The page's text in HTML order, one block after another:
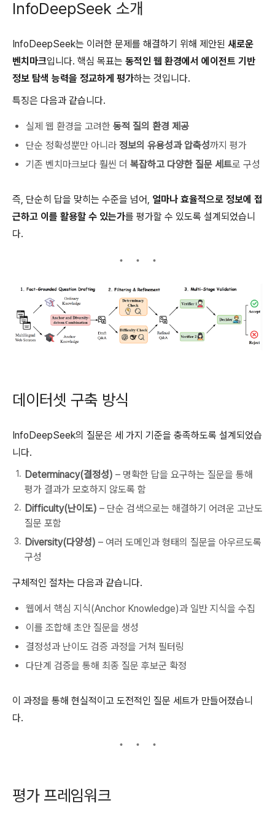
InfoDeepSeek 소개
InfoDeepSeek는 이러한 문제를 해결하기 위해 제안된 새로운
벤치마크입니다. 핵심 목표는 동적인 웹 환경에서 에이전트 기반
정보 탐색 능력을 정교하게 평가하는 것입니다.
특징은 다음과 같습니다.
실제 웹 환경을 고려한 동적 질의 환경 제공
단순 정확성뿐만 아니라 정보의 유용성과 압축성까지 평가
기존 벤치마크보다 훨씬 더 복잡하고 다양한 질문 세트로 구성
즉, 단순히 답을 맞히는 수준을 넘어, 얼마나 효율적으로 정보에 접
근하고 이를 활용할 수 있는가를 평가할 수 있도록 설계되었습니
다.
데이터셋 구축 방식
InfoDeepSeek의 질문은 세 가지 기준을 충족하도록 설계되었습
니다.
Determinacy(결정성) – 명확한 답을 요구하는 질문을 통해
평가 결과가 모호하지 않도록 함
Difficulty(난이도) – 단순 검색으로는 해결하기 어려운 고난도
질문 포함
Diversity(다양성) – 여러 도메인과 형태의 질문을 아우르도록
구성
구체적인 절차는 다음과 같습니다.
웹에서 핵심 지식(Anchor Knowledge)과 일반 지식을 수집
이를 조합해 초안 질문을 생성
결정성과 난이도 검증 과정을 거쳐 필터링
다단계 검증을 통해 최종 질문 후보군 확정
이 과정을 통해 현실적이고 도전적인 질문 세트가 만들어졌습니
다.
평가 프레임워크